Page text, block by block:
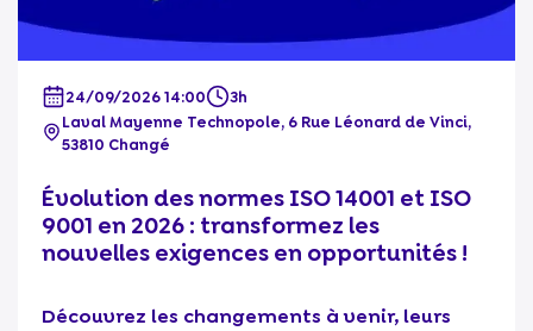
24/09/2026 14:00
3h
Laval Mayenne Technopole, 6 Rue Léonard de Vinci,
53810 Changé
Évolution des normes ISO 14001 et ISO
9001 en 2026 : transformez les
nouvelles exigences en opportunités !
Découvrez les changements à venir, leurs